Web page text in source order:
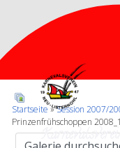
Startseite»Session 2007/
Prinzenfrühschoppen